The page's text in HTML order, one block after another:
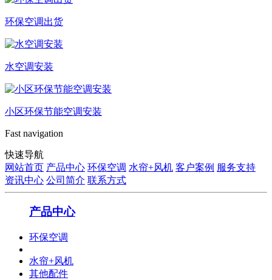
环保空调出货
水空调安装
小区环保节能空调安装
Fast navigation
快速导航
网站首页 产品中心 环保空调 水帘+风机 客户案例 服务支持
资讯中心 公司简介 联系方式
产品中心
环保空调
水帘+风机
其他配件